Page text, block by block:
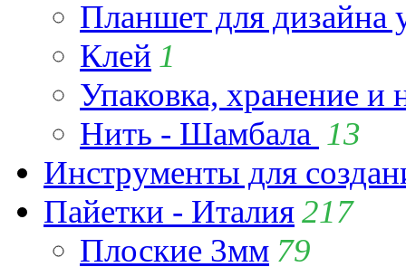
Планшет для
Клей 1
Упаковка, хранение и
Нить - Шамбала 13
Инструменты для
Пайетки - Италия217
Плоские 3мм 79